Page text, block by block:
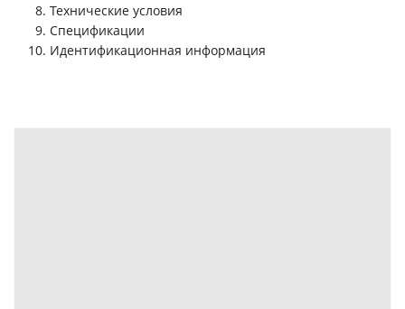
Технические условия
Спецификации
Идентификационная информация